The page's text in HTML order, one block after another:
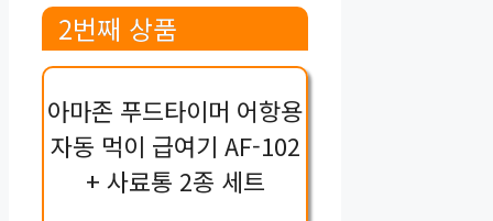
2번째 상품
아마존 푸드타이머 어항용
자동 먹이 급여기 AF-102
+ 사료통 2종 세트